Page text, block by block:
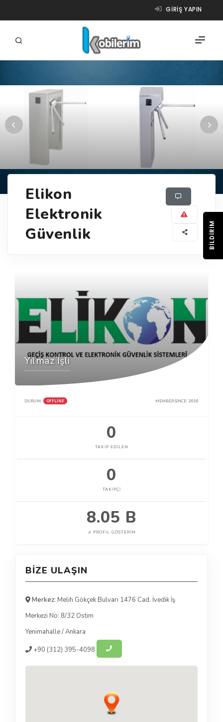
GIRIŞ YAPIN
FIRMALAR
ÜRÜNLER
YARDIM
Elikon
Elektronik
Güvenlik
Yılmaz İşli
DURUM: OFFLINE MEMBER SINCE: 2010
0
TAKIP EDILEN
0
TAKIPÇI
8.05 B
PROFIL GÖSTERIM
BIZE ULAŞIN
Merkez: Melih Gökçek Bulvarı 1476 Cad. İvedik İş
Merkezi No: 8/32 Ostim
Yenimahalle/Ankara
+90 (312) 395-4098
BILDIRIM